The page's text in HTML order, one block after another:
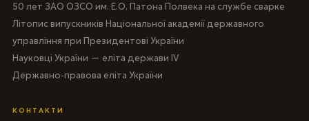
50 лет ЗАО ОЗСО им. Е.О. Патона Полвека на службе сварке
Літопис випускників Національної академії державного
управління при Президентові України
Науковці України — еліта держави IV
Державно-правова еліта України
КОНТАКТИ